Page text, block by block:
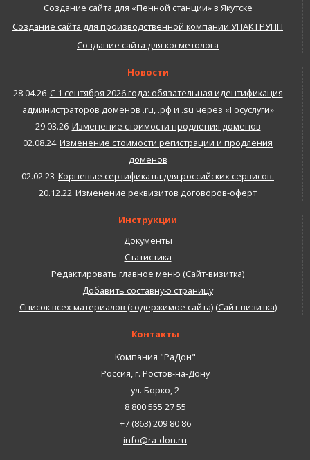
Создание сайта для «Пенной станции» в Якутске
Создание сайта для производственной компании УПАК ГРУПП
Создание сайта для косметолога
Новости
28.04.26 С 1 сентября 2026 года: обязательная идентификация
администраторов доменов .ru, .рф и .su через «Госуслуги»
29.03.26 Изменение стоимости продления доменов
02.08.24 Изменение стоимости регистрации и продления
доменов
02.02.23 Корневые сертификаты для российских сервисов.
20.12.22 Изменение реквизитов договоров-оферт
Инструкции
Документы
Статистика
Редактировать главное меню (Сайт-визитка)
Добавить составную страницу
Список всех материалов (содержимое сайта)(Сайт-визитка)
Контакты
Компания "РаДон"
Россия,г. Ростов-на-Дону
ул. Борко, 2
8 800 555 27 55
+7 (863) 209 80 86
info@ra-don.ru